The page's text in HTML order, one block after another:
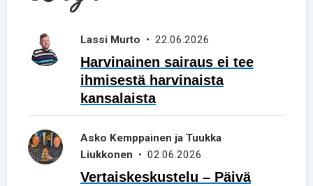
Lassi Murto • 22.06.2026
Harvinainen sairaus ei tee
ihmisestä harvinaista
kansalaista
Asko Kemppainen ja Tuukka
Liukkonen • 02.06.2026
Vertaiskeskustelu – Päivä